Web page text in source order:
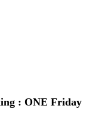
: ONE Friday